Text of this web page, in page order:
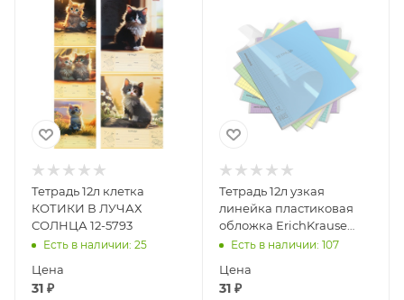
Тетрадь 12л клетка
КОТИКИ В ЛУЧАХ
СОЛНЦА 12-5793
Есть в наличии: 25
Цена
31 ₽
Тетрадь 12л узкая
линейка пластиковая
обложка ErichKrause
Классика CoverPrо fizzy
Есть в наличии: 107
Цена
31₽